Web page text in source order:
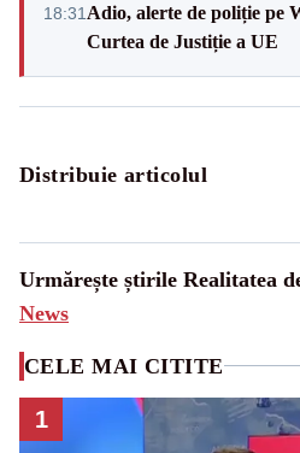
18:31 Adio, alerte de poliție pe
Curtea de Justiție a UE
Distribuie articolul
Urmărește știrile Realitatea
News
CELE MAI CITITE
1